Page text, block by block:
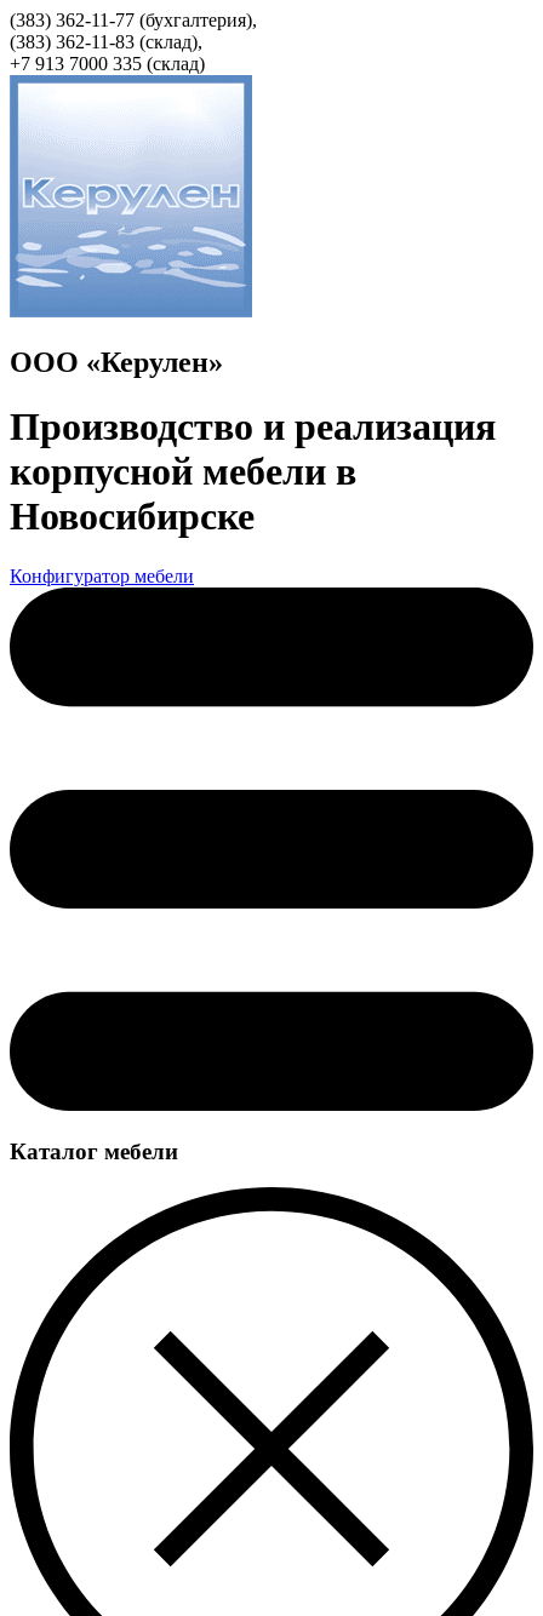
(383) 362-11-77 (бухгалтерия),
(383) 362-11-83 (cклад),
+7 913 7000 335 (склад)
ООО «Керулен»
Производство и реализация
корпусной мебели в
Новосибирске
Конфигуратор мебели
Каталог мебели